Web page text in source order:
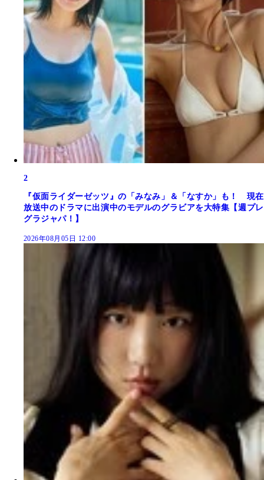
2
『仮面ライダーゼッツ』の「みなみ」＆「なすか」も！ 現在
放送中のドラマに出演中のモデルのグラビアを大特集【週プレ
グラジャパ！】
2026年08月05日 12:00